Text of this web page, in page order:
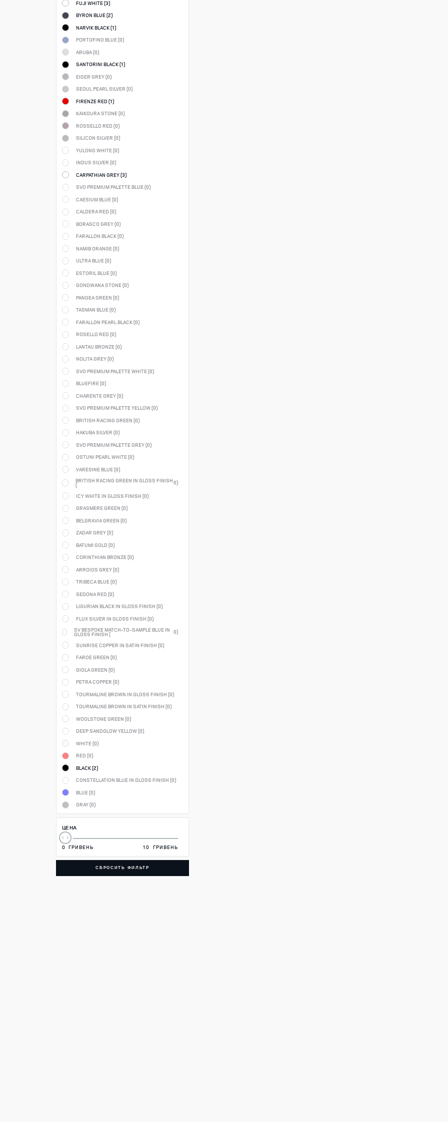
FUJI WHITE (3)
BYRON BLUE (2)
NARVIK BLACK (1)
PORTOFINO BLUE (0)
ARUBA (0)
SANTORINI BLACK (1)
EIGER GREY (0)
SEOUL PEARL SILVER (0)
FIRENZE RED (1)
KAIKOURA STONE (0)
ROSSELLO RED (0)
SILICON SILVER (0)
YULONG WHITE (0)
INDUS SILVER (0)
CARPATHIAN GREY (3)
SVO PREMIUM PALETTE BLUE (0)
CAESIUM BLUE (0)
CALDERA RED (0)
BORASCO GREY (0)
FARALLON BLACK (0)
NAMIB ORANGE (0)
ULTRA BLUE (0)
ESTORIL BLUE (0)
GONDWANA STONE (0)
PANGEA GREEN (0)
TASMAN BLUE (0)
FARALLON PEARL BLACK (0)
ROSELLO RED (0)
LANTAU BRONZE (0)
NOLITA GREY (0)
SVO PREMIUM PALETTE WHITE (0)
BLUEFIRE (0)
CHARENTE GREY (0)
SVO PREMIUM PALETTE YELLOW (0)
BRITISH RACING GREEN (0)
HAKUBA SILVER (0)
SVO PREMIUM PALETTE GREY (0)
OSTUNI PEARL WHITE (0)
VARESINE BLUE (0)
BRITISH RACING GREEN IN GLOSS FINISH
( 0)
ICY WHITE IN GLOSS FINISH (0)
GRASMERE GREEN (0)
BELGRAVIA GREEN (0)
ZADAR GREY (0)
BATUMI GOLD (0)
CORINTHIAN BRONZE (0)
ARROIOS GREY (0)
TRIBECA BLUE (0)
SEDONA RED (0)
LIGURIAN BLACK IN GLOSS FINISH (0)
FLUX SILVER IN GLOSS FINISH (0)
SV BESPOKE MATCH-TO-SAMPLE BLUE IN
GLOSS FINISH ( 0)
SUNRISE COPPER IN SATIN FINISH (0)
FAROE GREEN (0)
GIOLA GREEN (0)
PETRA COPPER (0)
TOURMALINE BROWN IN GLOSS FINISH (0)
TOURMALINE BROWN IN SATIN FINISH (0)
WOOLSTONE GREEN (0)
DEEP SANDGLOW YELLOW (0)
WHITE (0)
RED (0)
BLACK (2)
CONSTELLATION BLUE IN GLOSS FINISH (0)
BLUE (0)
GRAY (0)
ЦЕНА
0 ГРИВЕНЬ 10 ГРИВЕНЬ
СБРОСИТЬ ФИЛЬТР